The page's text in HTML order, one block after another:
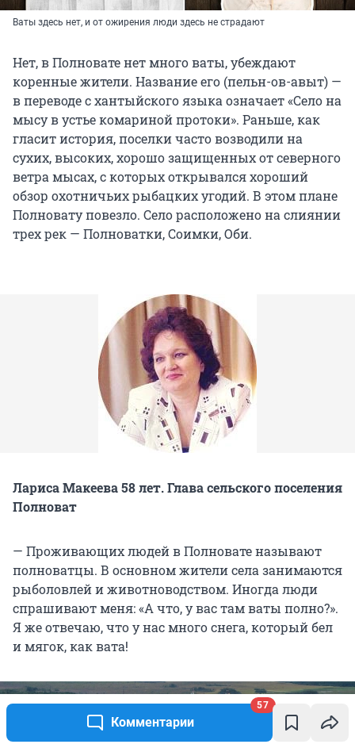
Комментарии
57
Ваты здесь нет, и от ожирения люди здесь не страдают
Нет, в Полновате нет много ваты, убеждают
коренные жители. Название его (пельн-ов-авыт) —
в переводе с хантыйского языка означает «Село на
мысу в устье комариной протоки». Раньше, как
гласит история, поселки часто возводили на
сухих, высоких, хорошо защищенных от северного
ветра мысах, с которых открывался хороший
обзор охотничьих рыбацких угодий. В этом плане
Полновату повезло. Село расположено на слиянии
трех рек — Полноватки, Соимки, Оби.
Лариса Макеева 58 лет. Глава сельского поселения
Полноват
— Проживающих людей в Полновате называют
полноватцы. В основном жители села занимаются
рыболовлей и животноводством. Иногда люди
спрашивают меня: «А что, у вас там ваты полно?».
Я же отвечаю, что у нас много снега, который бел
и мягок, как вата!